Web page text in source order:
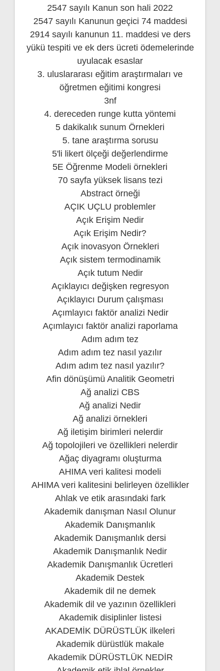
2547 sayılı Kanun son hali 2022
2547 sayılı Kanunun geçici 74 maddesi
2914 sayılı kanunun 11. maddesi ve ders
yükü tespiti ve ek ders ücreti ödemelerinde
uyulacak esaslar
3. uluslararası eğitim araştırmaları ve
öğretmen eğitimi kongresi
3nf
4. dereceden runge kutta yöntemi
5 dakikalık sunum Örnekleri
5. tane araştırma sorusu
5'li likert ölçeği değerlendirme
5E Öğrenme Modeli örnekleri
70 sayfa yüksek lisans tezi
Abstract örneği
AÇIK UÇLU problemler
Açık Erişim Nedir
Açık Erişim Nedir?
Açık inovasyon Örnekleri
Açık sistem termodinamik
Açık tutum Nedir
Açıklayıcı değişken regresyon
Açıklayıcı Durum çalışması
Açımlayıcı faktör analizi Nedir
Açımlayıcı faktör analizi raporlama
Adım adım tez
Adım adım tez nasıl yazılır
Adım adım tez nasıl yazılır?
Afin dönüşümü Analitik Geometri
Ağ analizi CBS
Ağ analizi Nedir
Ağ analizi örnekleri
Ağ iletişim birimleri nelerdir
Ağ topolojileri ve özellikleri nelerdir
Ağaç diyagramı oluşturma
AHIMA veri kalitesi modeli
AHIMA veri kalitesini belirleyen özellikler
Ahlak ve etik arasındaki fark
Akademik danışman Nasıl Olunur
Akademik Danışmanlık
Akademik Danışmanlık dersi
Akademik Danışmanlık Nedir
Akademik Danışmanlık Ücretleri
Akademik Destek
Akademik dil ne demek
Akademik dil ve yazının özellikleri
Akademik disiplinler listesi
AKADEMİK DÜRÜSTLÜK ilkeleri
Akademik dürüstlük makale
Akademik DÜRÜSTLÜK NEDİR